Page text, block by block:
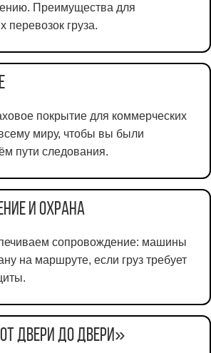
Преимущества для
перевозок груза.
покрытие для коммерческих
миру, чтобы вы были
пути следования.
и охрана
сопровождение: машины
на маршруте, если груз требует
двери до двери»